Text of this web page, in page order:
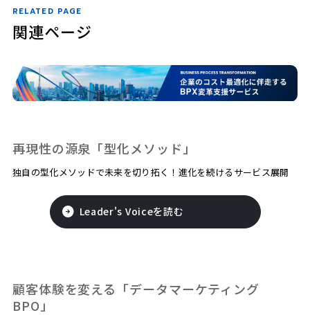
RELATED PAGE
関連ページ
再現性の源泉「型化メソッド」
独自の型化メソッドで未来を切り拓く！進化を続けるサービス展開
Leader's Voiceを読む
顧客体験を変える「データマーケティング
BPO」